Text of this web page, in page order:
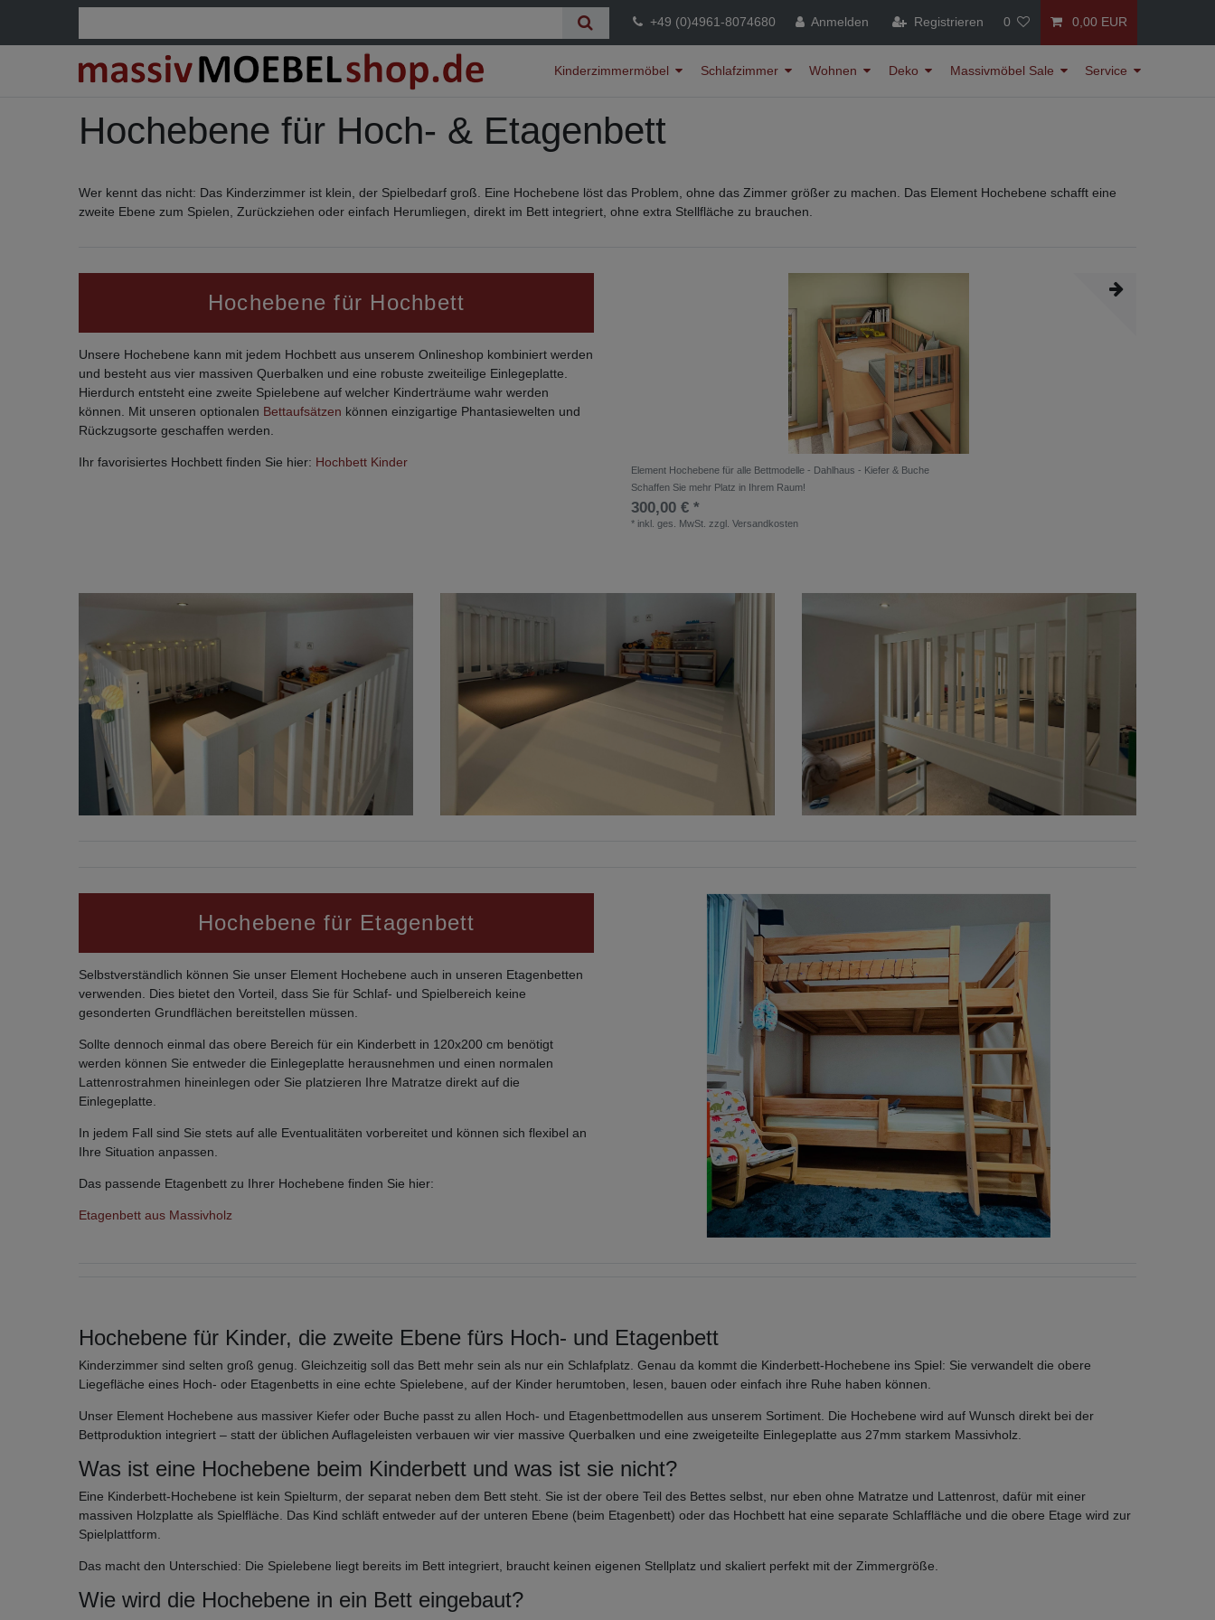
+49 (0)4961-8074680 Anmelden Registrieren 0 0,00 EUR
Kinderzimmermöbel Schlafzimmer Wohnen Deko Massivmöbel Sale Service
Hochebene für Hoch- & Etagenbett
Wer kennt das nicht: Das Kinderzimmer ist klein, der Spielbedarf groß. Eine Hochebene löst das Problem, ohne das Zimmer größer zu machen. Das Element Hochebene schafft eine
zweite Ebene zum Spielen, Zurückziehen oder einfach Herumliegen, direkt im Bett integriert, ohne extra Stellfläche zu brauchen.
Hochebene für Hochbett
Unsere Hochebene kann mit jedem Hochbett aus unserem Onlineshop kombiniert werden
und besteht aus vier massiven Querbalken und eine robuste zweiteilige Einlegeplatte.
Hierdurch entsteht eine zweite Spielebene auf welcher Kinderträume wahr werden
können. Mit unseren optionalen Bettaufsätzen können einzigartige Phantasiewelten und
Rückzugsorte geschaffen werden.
Ihr favorisiertes Hochbett finden Sie hier: Hochbett Kinder
Element Hochebene für alle Bettmodelle - Dahlhaus - Kiefer & Buche
Schaffen Sie mehr Platz in Ihrem Raum!
300,00 € *
* inkl. ges. MwSt. zzgl.Versandkosten
Hochebene für Etagenbett
Selbstverständlich können Sie unser Element Hochebene auch in unseren Etagenbetten
verwenden. Dies bietet den Vorteil, dass Sie für Schlaf- und Spielbereich keine
gesonderten Grundflächen bereitstellen müssen.
Sollte dennoch einmal das obere Bereich für ein Kinderbett in 120x200 cm benötigt
werden können Sie entweder die Einlegeplatte herausnehmen und einen normalen
Lattenrostrahmen hineinlegen oder Sie platzieren Ihre Matratze direkt auf die
Einlegeplatte.
In jedem Fall sind Sie stets auf alle Eventualitäten vorbereitet und können sich flexibel an
Ihre Situation anpassen.
Das passende Etagenbett zu Ihrer Hochebene finden Sie hier:
Etagenbett aus Massivholz
Hochebene für Kinder, die zweite Ebene fürs Hoch- und Etagenbett
Kinderzimmer sind selten groß genug. Gleichzeitig soll das Bett mehr sein als nur ein Schlafplatz. Genau da kommt die Kinderbett-Hochebene ins Spiel: Sie verwandelt die obere
Liegefläche eines Hoch- oder Etagenbetts in eine echte Spielebene, auf der Kinder herumtoben, lesen, bauen oder einfach ihre Ruhe haben können.
Unser Element Hochebene aus massiver Kiefer oder Buche passt zu allen Hoch- und Etagenbettmodellen aus unserem Sortiment. Die Hochebene wird auf Wunsch direkt bei der
Bettproduktion integriert – statt der üblichen Auflageleisten verbauen wir vier massive Querbalken und eine zweigeteilte Einlegeplatte aus 27mm starkem Massivholz.
Was ist eine Hochebene beim Kinderbett und was ist sie nicht?
Eine Kinderbett-Hochebene ist kein Spielturm, der separat neben dem Bett steht. Sie ist der obere Teil des Bettes selbst, nur eben ohne Matratze und Lattenrost, dafür mit einer
massiven Holzplatte als Spielfläche. Das Kind schläft entweder auf der unteren Ebene (beim Etagenbett) oder das Hochbett hat eine separate Schlaffläche und die obere Etage wird zur
Spielplattform.
Das macht den Unterschied: Die Spielebene liegt bereits im Bett integriert, braucht keinen eigenen Stellplatz und skaliert perfekt mit der Zimmergröße.
Wie wird die Hochebene in ein Bett eingebaut?